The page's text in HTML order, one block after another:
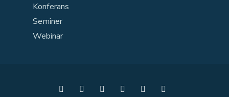
Konferans
Seminer
Webinar